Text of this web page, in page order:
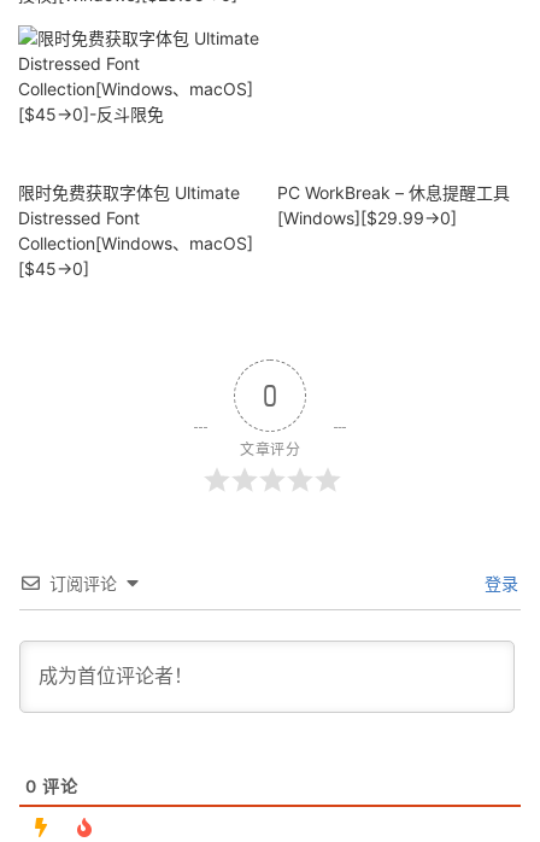
限时免费获取字体包 Ultimate
Distressed Font
Collection[Windows、macOS]
[$45→0]
PC WorkBreak – 休息提醒工具
[Windows][$29.99→0]
0
文章评分
订阅评论 登录
0 评论